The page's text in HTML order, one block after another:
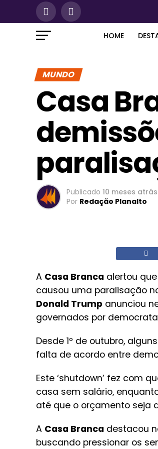
HOME
MUNDO
Casa
Publicado 10 meses atrás
Por Redação Planalto
A Casa Branca alertou
causou uma paralisação
Donald Trump anunciou
governados por
Desde 1º de outubro,
falta de acordo entre
Este ‘shutdown’ fez com
casa sem salário,
até que o orçamento seja
A Casa Branca destacou
buscando pressionar os